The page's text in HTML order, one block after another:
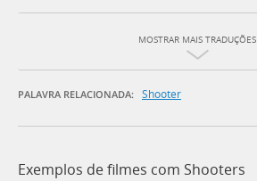
MOSTRAR MAIS TRADUÇÕES
PALAVRA RELACIONADA: Shooter
Exemplos de filmes com Shooters